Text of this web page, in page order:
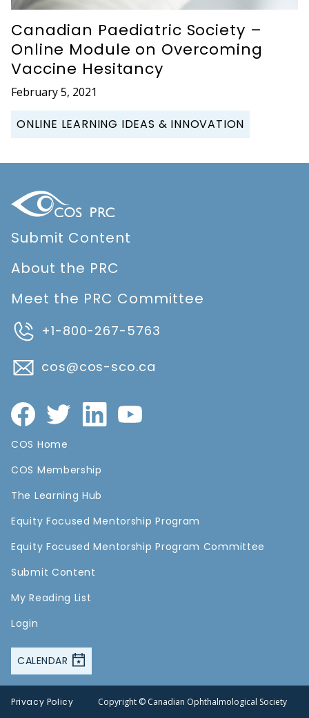
Canadian Paediatric Society –
Online Module on Overcoming
Vaccine Hesitancy
February 5, 2021
ONLINE LEARNING IDEAS & INNOVATION
Submit Content
About the PRC
Meet the PRC Committee
+1-800-267-5763
cos@cos-sco.ca
COS Home
COS Membership
The Learning Hub
Equity Focused Mentorship Program
Equity Focused Mentorship Program Committee
Submit Content
My Reading List
Login
CALENDAR
Privacy Policy Copyright © Canadian Ophthalmological Society